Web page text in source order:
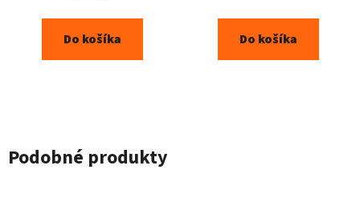
Do košíka Do košíka
Podobné produkty